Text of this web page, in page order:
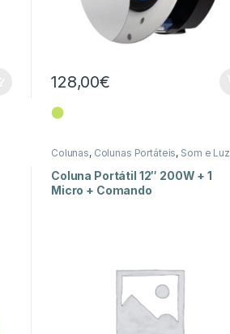
128,00€
⬤
Colunas, Colunas Portáteis, Som e Luz
Coluna Portátil 12″ 200W + 1
Micro + Comando